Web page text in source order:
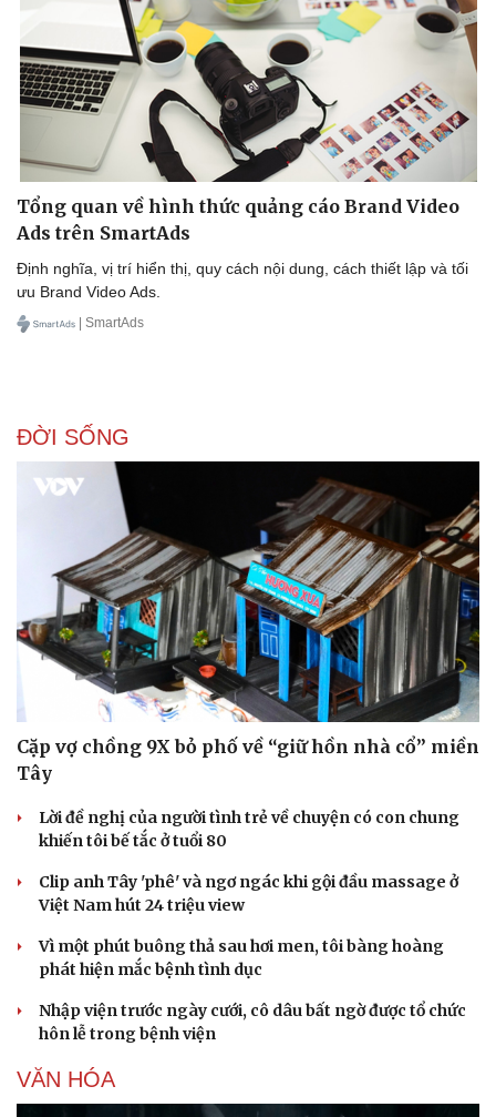
Văn hóa
Sân khấu - Điện ảnh
Nghệ sĩ
Thời trang
Sao Việt
Tổng quan về hình thức quảng cáo Brand Video
Ads trên SmartAds
Định nghĩa, vị trí hiển thị, quy cách nội dung, cách thiết lập và tối
ưu Brand Video Ads.
| SmartAds
ĐỜI SỐNG
Cặp vợ chồng 9X bỏ phố về “giữ hồn nhà cổ” miền
Tây
Lời đề nghị của người tình trẻ về chuyện có con chung
khiến tôi bế tắc ở tuổi 80
Clip anh Tây 'phê' và ngơ ngác khi gội đầu massage ở
Việt Nam hút 24 triệu view
Vì một phút buông thả sau hơi men, tôi bàng hoàng
phát hiện mắc bệnh tình dục
Nhập viện trước ngày cưới, cô dâu bất ngờ được tổ chức
hôn lễ trong bệnh viện
VĂN HÓA